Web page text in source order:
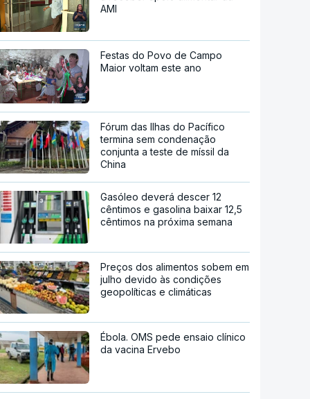
AMI
Festas do Povo de Campo
Maior voltam este ano
Fórum das Ilhas do Pacífico
termina sem condenação
conjunta a teste de míssil da
China
Gasóleo deverá descer 12
cêntimos e gasolina baixar 12,5
cêntimos na próxima semana
Preços dos alimentos sobem em
julho devido às condições
geopolíticas e climáticas
Ébola. OMS pede ensaio clínico
da vacina Ervebo